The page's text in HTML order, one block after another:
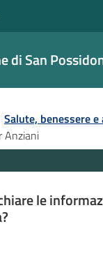
di San
Salute, benessere
Anziani
le